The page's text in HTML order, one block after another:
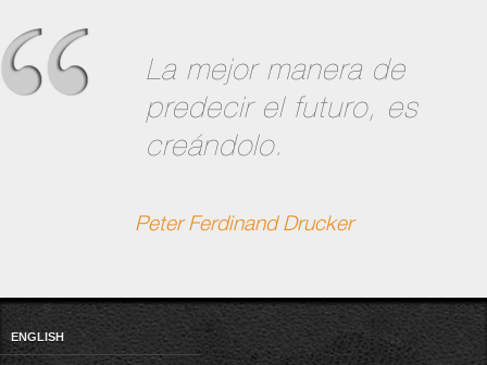
La mejor manera de
predecir el futuro, es
creándolo.
Peter Ferdinand Drucker
ENGLISH